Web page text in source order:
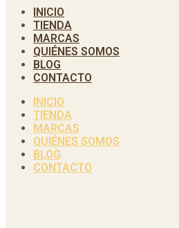
INICIO
TIENDA
MARCAS
QUIÉNES SOMOS
BLOG
CONTACTO
INICIO
TIENDA
MARCAS
QUIÉNES SOMOS
BLOG
CONTACTO